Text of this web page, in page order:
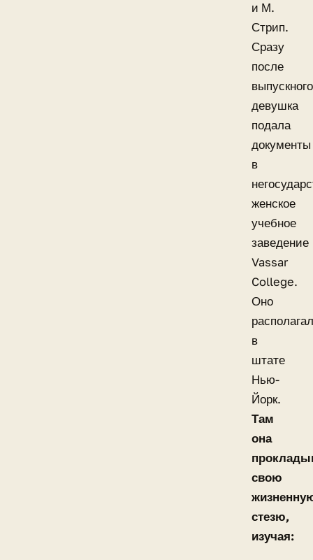
и М.
Стрип.
Сразу
после
выпускного
девушка
подала
документы
в
женское
учебное
заведение
Vassar
College.
Оно
в
штате
Нью-
Йорк.
Там
она
свою
стезю,
изучая: